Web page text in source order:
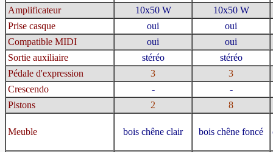
Amplificateur
10x50 W
10x50 W
Prise casque
oui
oui
Compatible MIDI
oui
oui
Sortie auxiliaire
stéréo
stéréo
Pédale d'expression
3
3
Crescendo
-
-
Pistons
2 8
Meuble bois chêne clair bois chêne foncé